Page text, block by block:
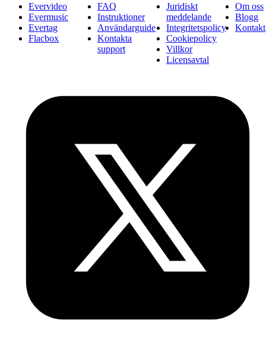
Evervideo
Evermusic
Evertag
Flacbox
FAQ
Instruktioner
Användarguide
Kontakta
support
Juridiskt
meddelande
Integritetspolicy
Cookiepolicy
Villkor
Licensavtal
Om oss
Blogg
Kontakt